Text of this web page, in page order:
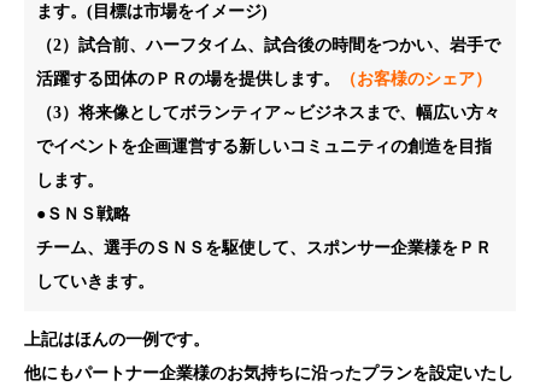
ます。(目標は市場をイメージ)
（2）試合前、ハーフタイム、試合後の時間をつかい、岩手で
活躍する団体のＰＲの場を提供します。
（お客様のシェア）
（3）将来像としてボランティア～ビジネスまで、幅広い方々
でイベントを企画運営する新しいコミュニティの創造を目指
します。
●ＳＮＳ戦略
チーム、選手のＳＮＳを駆使して、スポンサー企業様をＰＲ
していきます。
上記はほんの一例です。
他にもパートナー企業様のお気持ちに沿ったプランを設定いたし